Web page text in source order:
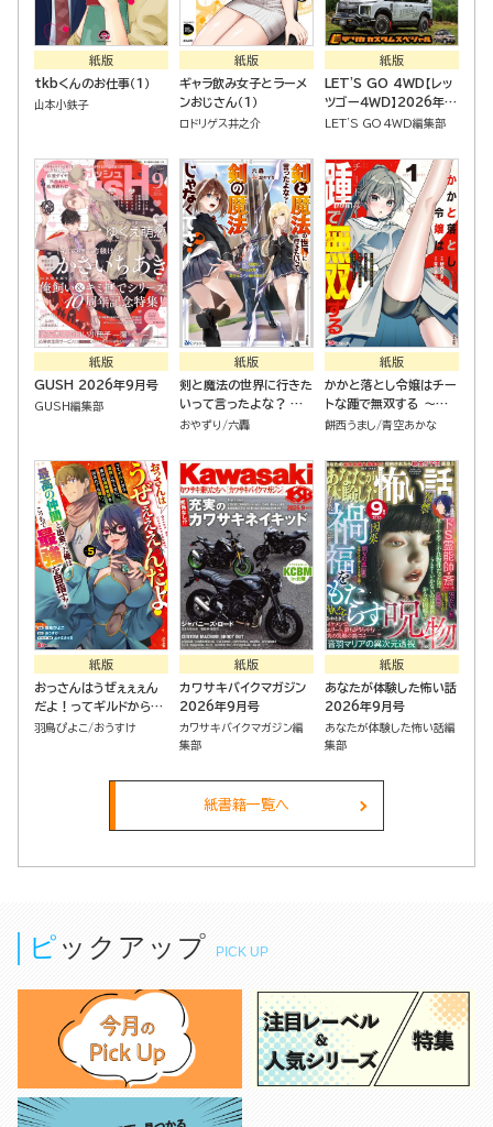
紙版
tkbくんのお仕事（１）
山本小鉄子
紙版
ギャラ飲み女子とラーメ
ンおじさん（１）
ロドリゲス井之介
紙版
LET'S GO 4WD【レッ
ツゴー４ＷＤ】2026年
09月号
LET'S GO 4WD編集部
紙版
GUSH 2026年9月号
GUSH編集部
紙版
剣と魔法の世界に行きた
いって言ったよな？ 剣
の魔法じゃなくてさ？ ～
世界を美少女たちと駆け
抜ける～
おやずり 六轟
紙版
かかと落とし令嬢はチー
トな踵で無双する ～魔
物を即死させて楽しんで
家が崩壊しました～（１）
餅西うまし 青空あかな
紙版
おっさんはうぜぇぇぇん
だよ！ってギルドから追
放したくせに、後から復
た俺はこっちで最強を目
羽鳥ぴよこ おうすけ
紙版
カワサキバイクマガジン
2026年9月号
カワサキバイクマガジン編
集部
紙版
あなたが体験した怖い話
2026年9月号
あなたが体験した怖い話編
集部
紙書籍一覧へ
ピックアップ PICK UP